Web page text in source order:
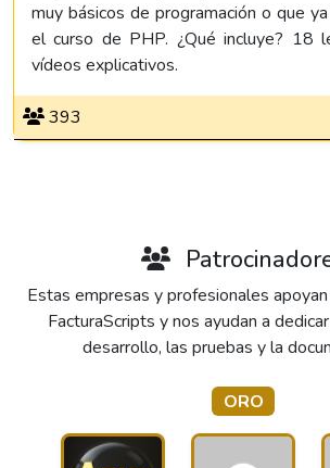
muy básicos de programación o que
el curso de PHP. ¿Qué incluye? 18
vídeos explicativos.
393
Estas empresas y profesionales
FacturaScripts y nos ayudan a
desarrollo, las pruebas y la
ORO